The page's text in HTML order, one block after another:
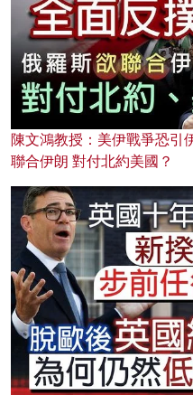
陳文鴻教授：美伊戰爭恐引
聯合伊朗 對付北約美國？